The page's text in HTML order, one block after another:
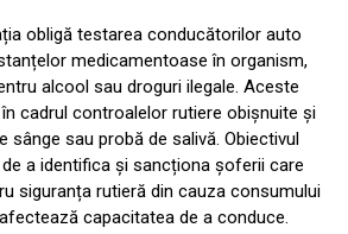
obligă testarea conducătorilor auto
medicamentoase în organism,
alcool sau droguri ilegale. Aceste
cadrul controalelor rutiere obișnuite și
sânge sau probă de salivă. Obiectivul
a identifica și sancționa șoferii care
siguranța rutieră din cauza consumului
capacitatea de a conduce.